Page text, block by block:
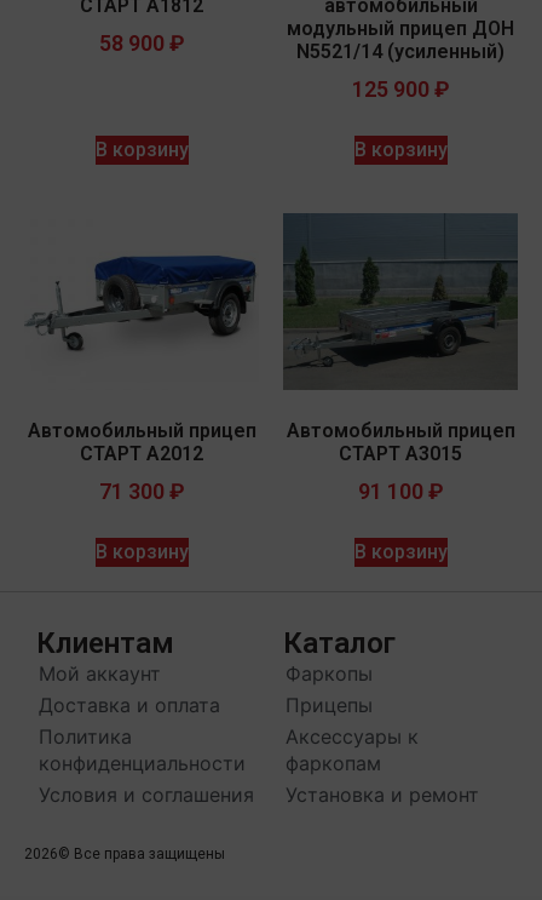
СТАРТ A1812
58 900 ₽
В корзину
автомобильный
модульный прицеп ДОН
N5521/14 (усиленный)
125 900 ₽
В корзину
Автомобильный прицеп
СТАРТ A2012
71 300 ₽
В корзину
Автомобильный прицеп
СТАРТ A3015
91 100 ₽
В корзину
Клиентам
Мой аккаунт
Доставка и оплата
Политика
конфиденциальности
Условия и соглашения
Каталог
Фаркопы
Прицепы
Аксессуары к
фаркопам
Установка и ремонт
2026© Все права защищены